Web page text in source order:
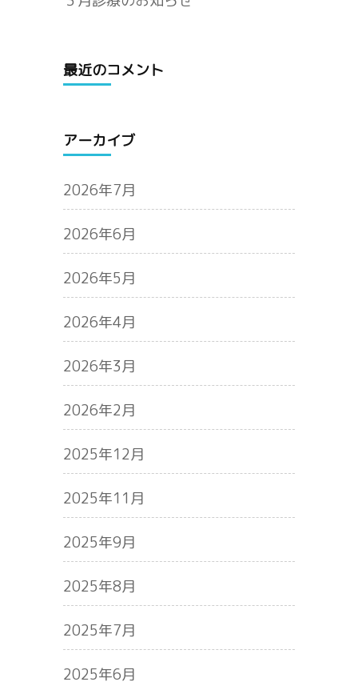
最近のコメント
アーカイブ
2026年7月
2026年6月
2026年5月
2026年4月
2026年3月
2026年2月
2025年12月
2025年11月
2025年9月
2025年8月
2025年7月
2025年6月